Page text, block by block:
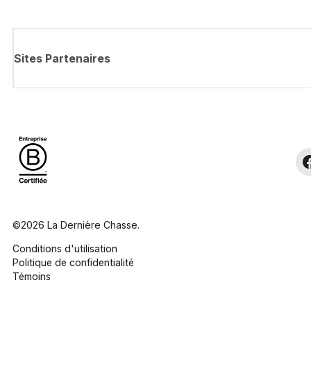
Sites Partenaires
©2026 La Dernière Chasse.
Conditions d'utilisation
Politique de confidentialité
Témoins